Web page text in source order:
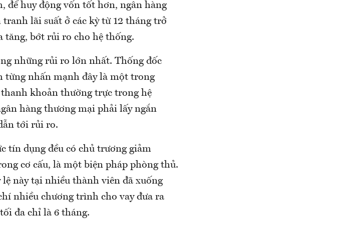
để huy động vốn tốt hơn, ngân hàng
lãi suất ở các kỳ từ 12 tháng trở
tăng, bớt rủi ro cho hệ thống.
những rủi ro lớn nhất. Thống đốc
từng nhấn mạnh đây là một trong
khoản thường trực trong hệ
hàng thương mại phải lấy ngắn
tới rủi ro.
tín dụng đều có chủ trương giảm
cơ cấu, là một biện pháp phòng thủ.
này tại nhiều thành viên đã xuống
nhiều chương trình cho vay đưa ra
đa chỉ là 6 tháng.